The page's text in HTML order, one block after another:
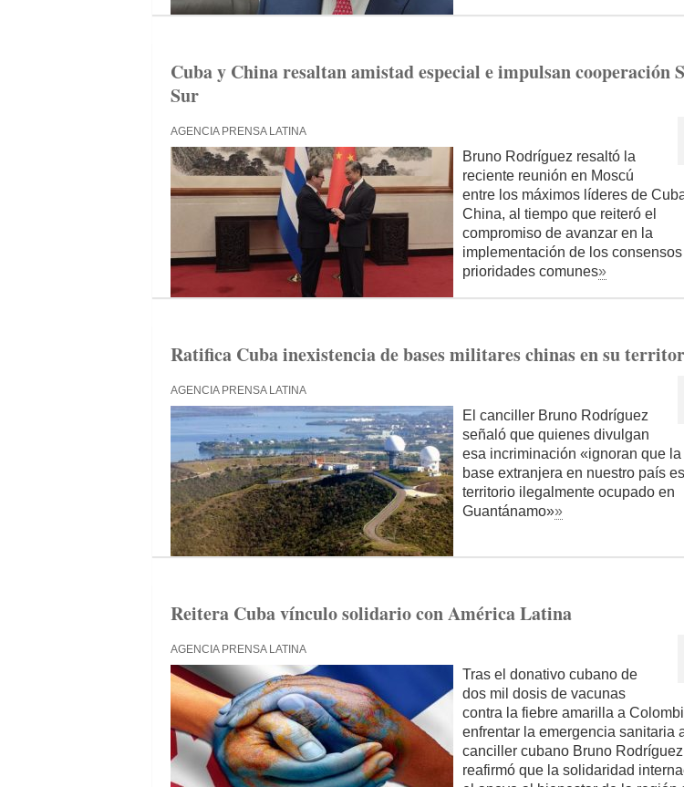
Cuba y China resaltan amistad especial e impulsan cooperación
Sur
AGENCIA PRENSA LATINA
Bruno Rodríguez resaltó la
reciente reunión en Moscú
entre los máximos líderes de
China, al tiempo que reiteró el
compromiso de avanzar en la
implementación de los
prioridades comunes»
Ratifica Cuba inexistencia de bases militares chinas en su
AGENCIA PRENSA LATINA
El canciller Bruno Rodríguez
señaló que quienes divulgan
esa incriminación «ignoran que la
base extranjera en nuestro país
territorio ilegalmente ocupado en
Guantánamo»»
Reitera Cuba vínculo solidario con América Latina
AGENCIA PRENSA LATINA
Tras el donativo cubano de
dos mil dosis de vacunas
contra la fiebre amarilla a
enfrentar la emergencia sanitaria
canciller cubano Bruno Rodríguez
reafirmó que la solidaridad